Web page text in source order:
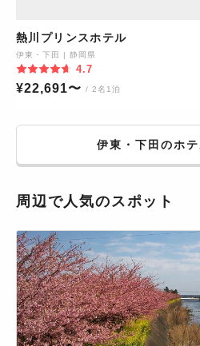
熱川プリンスホテル
伊東・下田 | 静岡県
4.7
¥22,691〜 / 2名1泊
伊東・下田のホ
周辺で人気のスポット